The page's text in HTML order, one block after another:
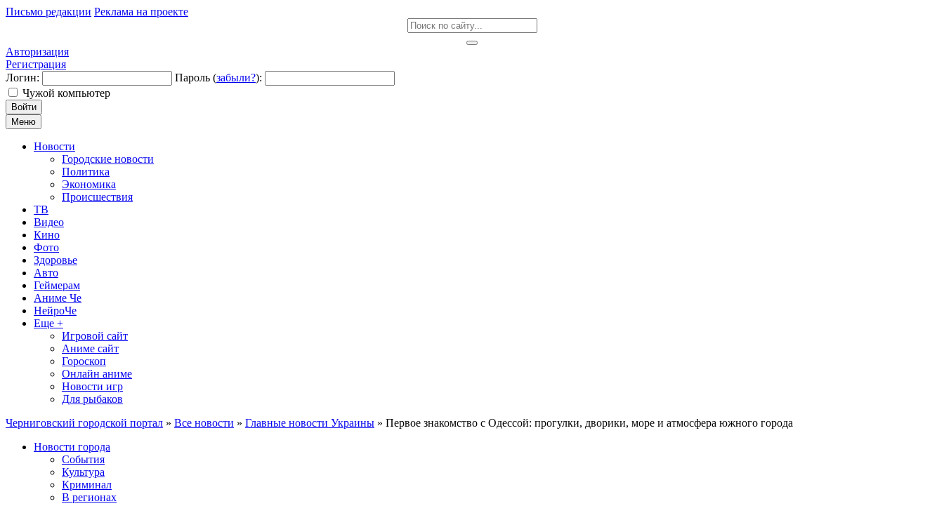
Письмо редакции Реклама на проекте
Авторизация
Регистрация
Логин:
Пароль (забыли?):
Чужой компьютер
Войти
Меню
Новости
Городские новости
Политика
Экономика
Происшествия
ТВ
Видео
Кино
Фото
Здоровье
Авто
Геймерам
Аниме Че
НейроЧе
Еще +
Игровой сайт
Аниме сайт
Гороскоп
Онлайн аниме
Новости игр
Для рыбаков
Черниговский городской портал » Все новости » Главные новости Украины » Первое знакомство с Одессой: прогулки, дворики, море и атмосфера южного города
Новости города
События
Культура
Криминал
В регионах